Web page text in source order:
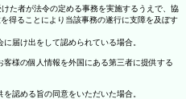
た者が法令の定める事務を実施するうえで、協
得ることにより当該事務の遂行に支障を及ぼす
届け出をして認められている場合。
様の個人情報を外国にある第三者に提供する
認める旨の同意をいただいた場合。